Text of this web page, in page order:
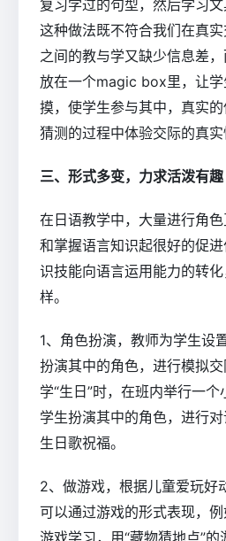
复习学过的句型，然后学习文
这种做法既不符合我们在真
之间的教与学又缺少信息差
放在一个magic box里，让
摸，使学生参与其中，真实
猜测的过程中体验交际的真实
三、形式多变，力求活泼有趣
在日语教学中，大量进行角
和掌握语言知识起很好的促
识技能向语言运用能力的转
样。
1、角色扮演，教师为学生设
扮演其中的角色，进行模拟
学“生日”时，在班内举行一
学生扮演其中的角色，进行
生日歌祝福。
2、做游戏，根据儿童爱玩好
可以通过游戏的形式表现，例